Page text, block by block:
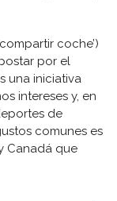
coche’)
por el
una iniciativa
intereses y, en
de
comunes es
Canadá que